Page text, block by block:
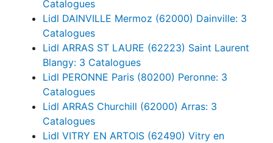
Catalogues
Lidl DAINVILLE Mermoz (62000) Dainville: 3
Catalogues
Lidl ARRAS ST LAURE (62223) Saint Laurent
Blangy: 3 Catalogues
Lidl PERONNE Paris (80200) Peronne: 3
Catalogues
Lidl ARRAS Churchill (62000) Arras: 3
Catalogues
Lidl VITRY EN ARTOIS (62490) Vitry en